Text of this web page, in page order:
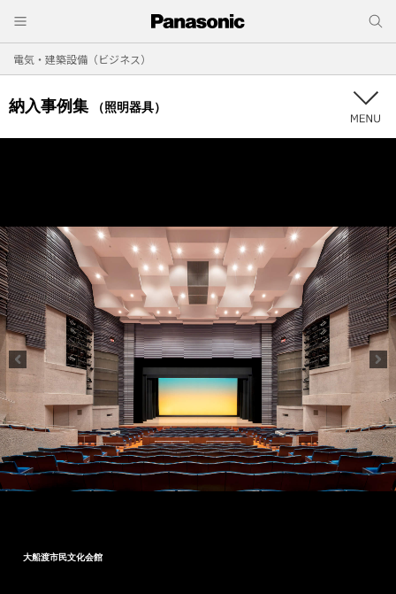
電気・建築設備（ビジネス）
納入事例集 （照明器具）
大船渡市民文化会館